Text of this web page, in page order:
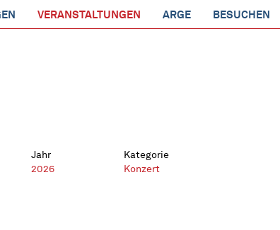
VERANSTALTUNGEN ARGE BESUCHEN
Jahr
2026
Kategorie
Konzert